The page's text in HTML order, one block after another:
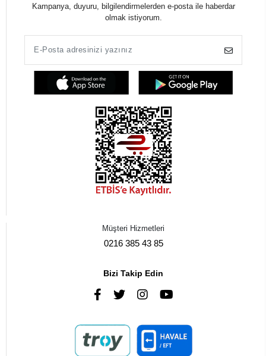
Kampanya, duyuru, bilgilendirmelerden e-posta ile haberdar
olmak istiyorum.
Müşteri Hizmetleri
0216 385 43 85
Bizi Takip Edin